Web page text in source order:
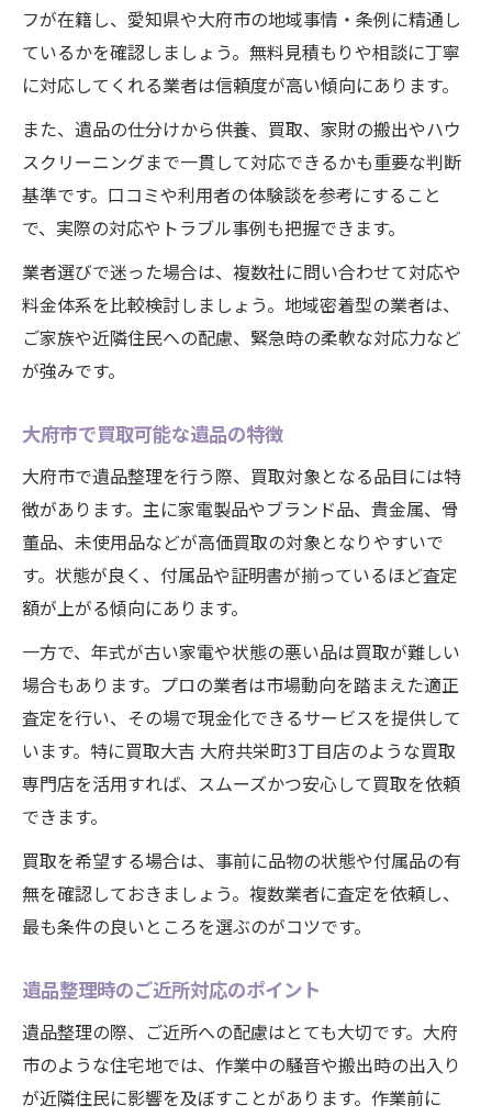
フが在籍し、愛知県や大府市の地域事情・条例に精通し
ているかを確認しましょう。無料見積もりや相談に丁寧
に対応してくれる業者は信頼度が高い傾向にあります。
また、遺品の仕分けから供養、買取、家財の搬出やハウ
スクリーニングまで一貫して対応できるかも重要な判断
基準です。口コミや利用者の体験談を参考にすること
で、実際の対応やトラブル事例も把握できます。
業者選びで迷った場合は、複数社に問い合わせて対応や
料金体系を比較検討しましょう。地域密着型の業者は、
ご家族や近隣住民への配慮、緊急時の柔軟な対応力など
が強みです。
大府市で買取可能な遺品の特徴
大府市で遺品整理を行う際、買取対象となる品目には特
徴があります。主に家電製品やブランド品、貴金属、骨
董品、未使用品などが高価買取の対象となりやすいで
す。状態が良く、付属品や証明書が揃っているほど査定
額が上がる傾向にあります。
一方で、年式が古い家電や状態の悪い品は買取が難しい
場合もあります。プロの業者は市場動向を踏まえた適正
査定を行い、その場で現金化できるサービスを提供して
います。特に買取大吉 大府共栄町3丁目店のような買取
専門店を活用すれば、スムーズかつ安心して買取を依頼
できます。
買取を希望する場合は、事前に品物の状態や付属品の有
無を確認しておきましょう。複数業者に査定を依頼し、
最も条件の良いところを選ぶのがコツです。
遺品整理時のご近所対応のポイント
遺品整理の際、ご近所への配慮はとても大切です。大府
市のような住宅地では、作業中の騒音や搬出時の出入り
が近隣住民に影響を及ぼすことがあります。作業前に